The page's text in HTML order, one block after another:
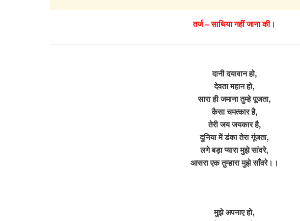
तर्ज – साथिया नहीं जाना की।
दानी दयावान हो,
देवता महान हो,
सारा ही जमाना तुम्हे पूजता,
कैसा चमत्कार है,
तेरी जय जयकार है,
दुनिया में डंका तेरा गूंजता,
लगे बड़ा प्यारा मुझे सांवरे,
आसरा एक तुम्हारा मुझे साँवरे।।
मुझे अपनाए हो,